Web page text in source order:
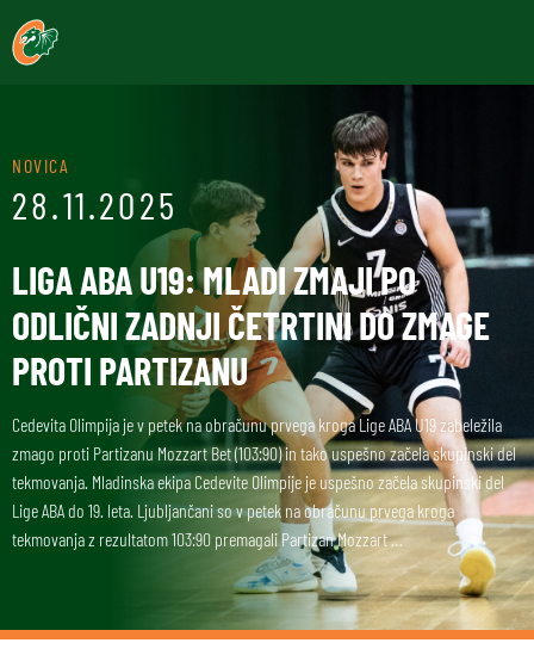
NOVICA
28.11.2025
LIGA ABA U19: MLADI ZMAJI PO
ODLIČNI ZADNJI ČETRTINI DO ZMAGE
PROTI PARTIZANU
Cedevita Olimpija je v petek na obračunu prvega kroga Lige ABA U19 zabeležila
zmago proti Partizanu Mozzart Bet (103:90) in tako uspešno začela skupinski del
tekmovanja. Mladinska ekipa Cedevite Olimpije je uspešno začela skupinski del
Lige ABA do 19. leta. Ljubljančani so v petek na obračunu prvega kroga
tekmovanja z rezultatom 103:90 premagali Partizan Mozzart …